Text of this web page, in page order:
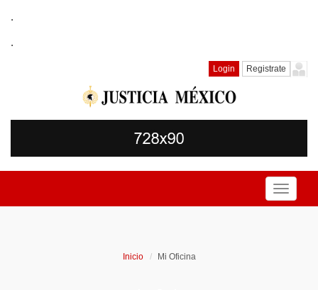
.
.
Login Registrate
Toggle
Inicio Mi Oficina